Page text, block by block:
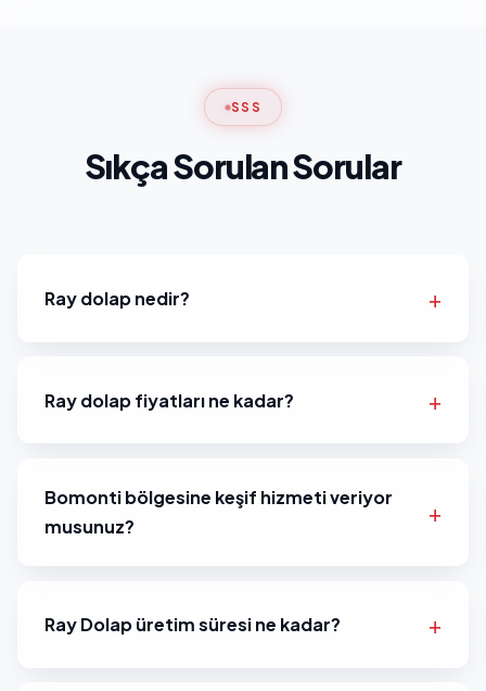
SSS
Sıkça Sorulan Sorular
Ray dolap nedir?
Ray dolap fiyatları ne kadar?
Bomonti bölgesine keşif hizmeti veriyor
musunuz?
Ray Dolap üretim süresi ne kadar?